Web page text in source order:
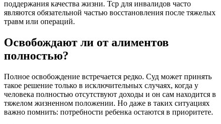
поддержания качества жизни. Тср для инвалидов часто
являются обязательной частью восстановления после тяжелых
травм или операций.
Освобождают ли от алиментов
полностью?
Полное освобождение встречается редко. Суд может принять
такое решение только в исключительных случаях, когда у
человека полностью отсутствуют доходы и он сам находится в
тяжелом жизненном положении. Но даже в таких ситуациях
важно помнить: потребности ребенка остаются в приоритете.